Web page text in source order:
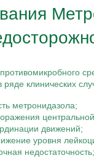
ряде клинических
метронидазола;
движений;
уровня
недостаточность;